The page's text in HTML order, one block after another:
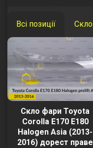
Всі позиції Скло
Скло фари Toyota
Corolla E170 E180
Halogen Asia (2013-
2016) дорест праве